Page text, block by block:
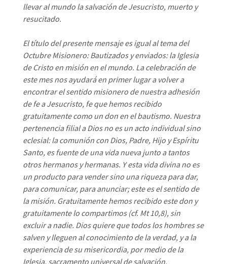
llevar al mundo la salvación de Jesucristo, muerto y
resucitado.
El título del presente mensaje es igual al tema del
Octubre Misionero: Bautizados y enviados: la Iglesia
de Cristo en misión en el mundo. La celebración de
este mes nos ayudará en primer lugar a volver a
encontrar el sentido misionero de nuestra adhesión
de fe a Jesucristo, fe que hemos recibido
gratuitamente como un don en el bautismo. Nuestra
pertenencia filial a Dios no es un acto individual sino
eclesial: la comunión con Dios, Padre, Hijo y Espíritu
Santo, es fuente de una vida nueva junto a tantos
otros hermanos y hermanas. Y esta vida divina no es
un producto para vender sino una riqueza para dar,
para comunicar, para anunciar; este es el sentido de
la misión. Gratuitamente hemos recibido este don y
gratuitamente lo compartimos (cf. Mt 10,8), sin
excluir a nadie. Dios quiere que todos los hombres se
salven y lleguen al conocimiento de la verdad, y a la
experiencia de su misericordia, por medio de la
Iglesia, sacramento universal de salvación.